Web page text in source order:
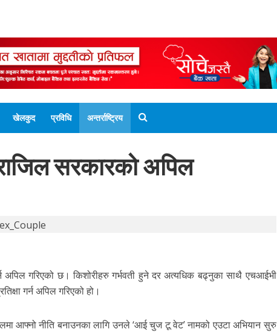
खेलकुद प्रविधि अन्तर्राष्ट्रिय
सरकारको अपिल
अपिल गरिएको छ। किशोरीहरु गर्भवती हुने दर अत्यधिक बढ्नुका साथै एचआईभी
गर्न अपिल गरिएको हो।
आफ्नो नीति बनाउनका लागि उनले ‘आई चुज टू वेट’ नामको एउटा अभियान सुरु